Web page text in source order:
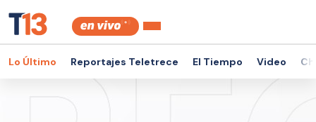
Lo Último Reportajes Teletrece El Tiempo Video